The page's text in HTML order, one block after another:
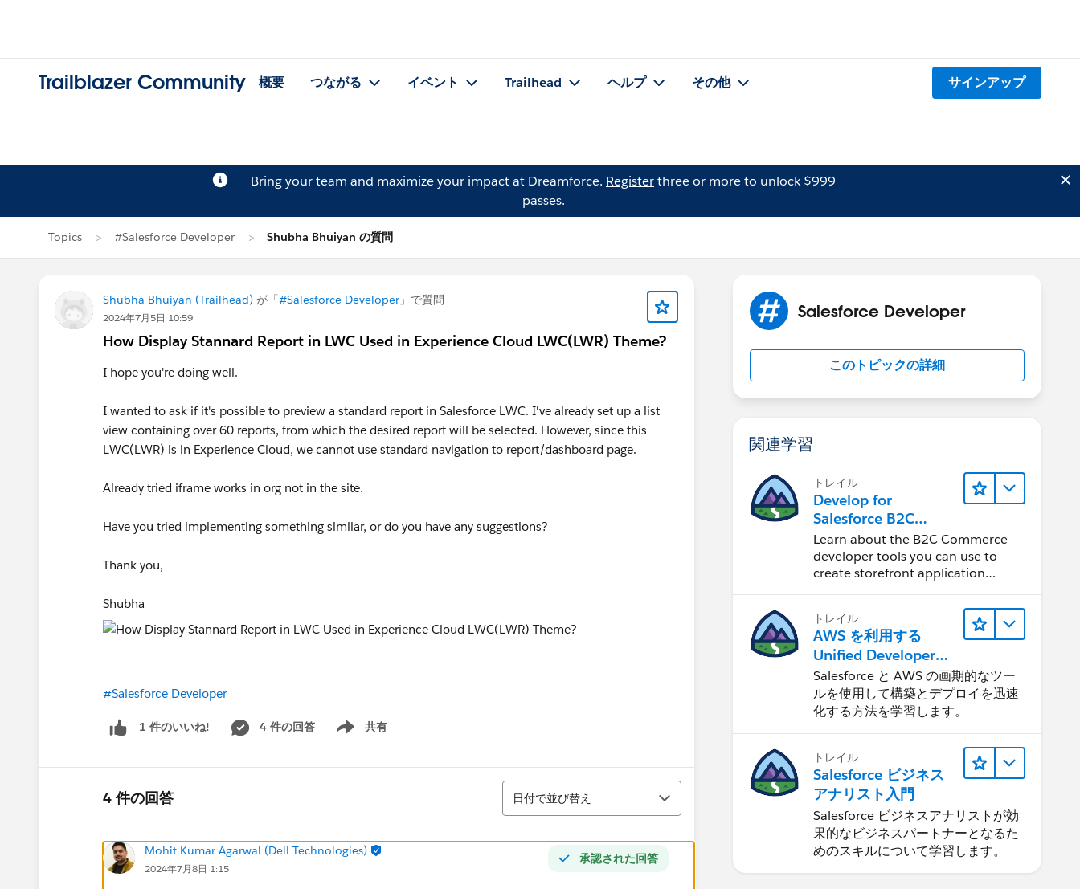
Trailblazer Community 概要 つながる イベント Trailhead ヘルプ その他 サインアップ
Bring your team and maximize your impact at Dreamforce. Registerthree or more to unlock $999
passes.
Topics #Salesforce Developer Shubha Bhuiyan の質問
Shubha Bhuiyan (Trailhead) が「#Salesforce Developer 」で質問
2024年7月5日 10:59
How Display Stannard Report in LWC Used in Experience Cloud LWC(LWR) Theme?
I hope you're doing well.
I wanted to ask if it's possible to preview a standard report in Salesforce LWC. I've already set up a list
view containing over 60 reports, from which the desired report will be selected. However, since this
LWC(LWR) is in Experience Cloud, we cannot use standard navigation to report/dashboard page.
Already tried iframe works in org not in the site.
Have you tried implementing something similar, or do you have any suggestions?
Thank you,
Shubha
#Salesforce Developer
1 件のいいね! 4 件の回答 共有
Show menu
4 件の回答
並び替え
日付で並び替え
承認された回答
Mohit Kumar Agarwal (Dell Technologies)
2024年7月8日 1:15
Salesforce Developer
このトピックの詳細
関連学習
トレイル
Develop for
Salesforce B2C
Commerce
Learn about the B2C Commerce
developer tools you can use to
create storefront application
トレイル
AWS を利用する
Unified Developer
Experience について
学ぶ
Salesforce と AWS の画期的なツー
ルを使用して構築とデプロイを迅速
化する方法を学習します。
トレイル
Salesforce ビジネス
アナリスト入門
Salesforce ビジネスアナリストが効
果的なビジネスパートナーとなるた
めのスキルについて学習します。